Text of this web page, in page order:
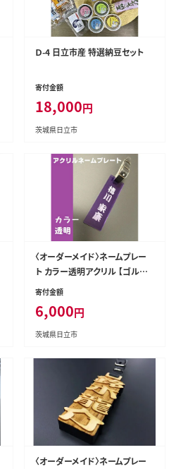
Ｄ-4 日立市産 特選納豆セット
寄付金額
18,000円
茨城県日立市
〈オーダーメイド〉ネームプレー
ト カラー透明アクリル 【ゴルフ
名入れ 本革ベルト付 オリジナル
寄付金額
6,000円
茨城県日立市
〈オーダーメイド〉ネームプレー